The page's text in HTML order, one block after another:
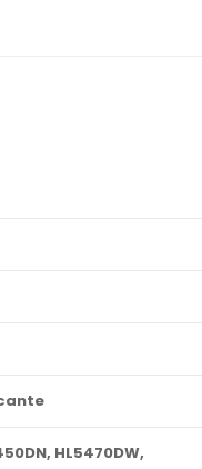
HL5470DW,